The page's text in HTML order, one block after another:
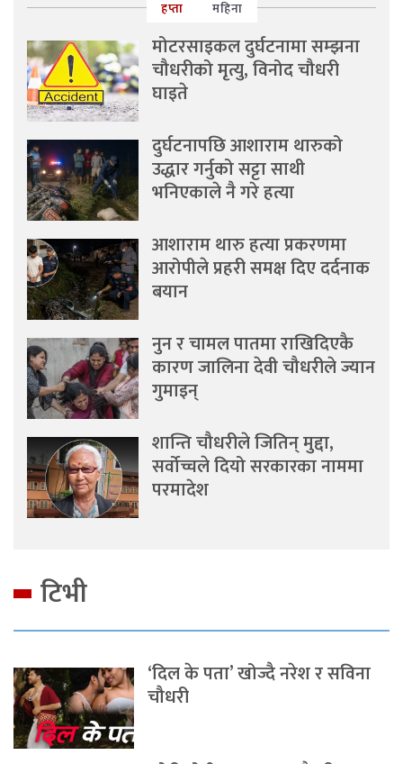
हप्ता महिना
मोटरसाइकल दुर्घटनामा सम्झना
चौधरीको मृत्यु, विनोद चौधरी
घाइते
दुर्घटनापछि आशाराम थारुको
उद्धार गर्नुको सट्टा साथी
भनिएकाले नै गरे हत्या
आशाराम थारु हत्या प्रकरणमा
आरोपीले प्रहरी समक्ष दिए दर्दनाक
बयान
नुन र चामल पातमा राखिदिएकै
कारण जालिना देवी चौधरीले ज्यान
गुमाइन्
शान्ति चौधरीले जितिन् मुद्दा,
सर्वोच्चले दियो सरकारका नाममा
परमादेश
टिभी
‘दिल के पता’ खोज्दै नरेश र सविना
चौधरी